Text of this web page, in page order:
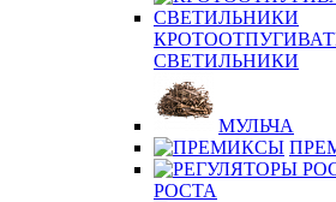
СВЕТИЛЬНИКИ
МУЛЬЧА
РОСТА